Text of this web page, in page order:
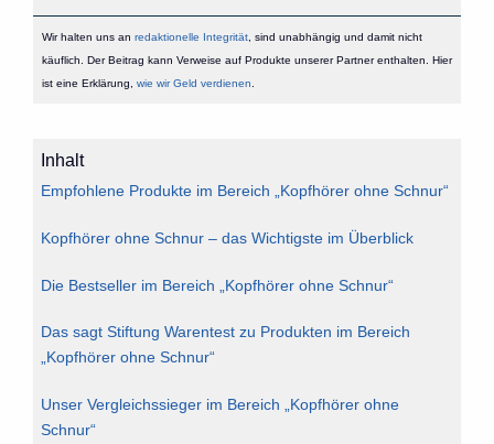
Wir halten uns an redaktionelle Integrität, sind unabhängig und damit nicht
käuflich. Der Beitrag kann Verweise auf Produkte unserer Partner enthalten. Hier
ist eine Erklärung, wie wir Geld verdienen
Inhalt
Empfohlene Produkte im Bereich „Kopfhörer ohne Schnur“
Kopfhörer ohne Schnur – das Wichtigste im Überblick
Die Bestseller im Bereich „Kopfhörer ohne Schnur“
Das sagt Stiftung Warentest zu Produkten im Bereich
„Kopfhörer ohne Schnur“
Unser Vergleichssieger im Bereich „Kopfhörer ohne
Schnur“